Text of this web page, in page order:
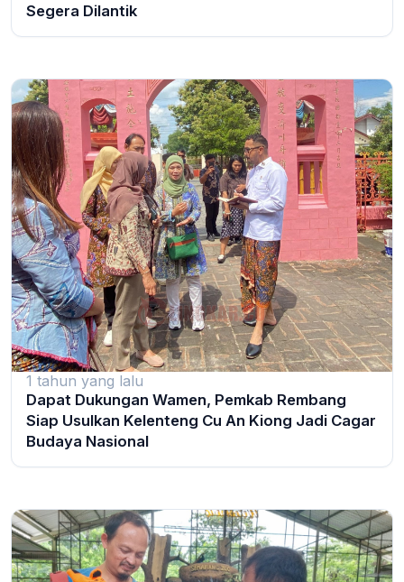
Segera Dilantik
1 tahun yang lalu
Dapat Dukungan Wamen, Pemkab Rembang
Siap Usulkan Kelenteng Cu An Kiong Jadi Cagar
Budaya Nasional